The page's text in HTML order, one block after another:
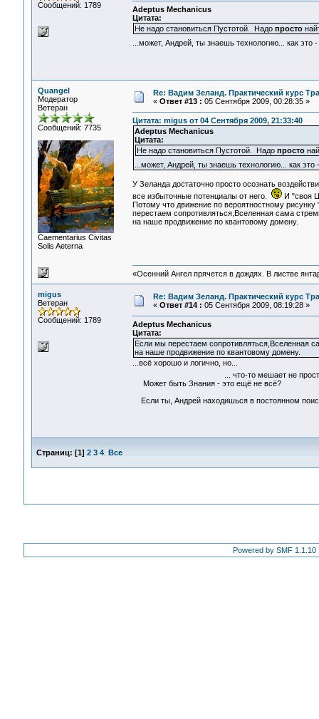
Сообщений: 1789
Adeptus Mechanicus
Цитата:
Не надо становиться Пустотой. Надо просто
...может, Андрей, ты знаешь технологию... как
Quangel
Модератор
Ветеран
Сообщений: 7735
Сaementarius Civitas
Solis Aeterna
Re: Вадим Зеланд. Практический курс
« Ответ #13 : 05 Сентября 2009, 00:28:35 »
Цитата: migus от 04 Сентября 2009, 21:33:40
Adeptus Mechanicus
Цитата:
Не надо становиться Пустотой. Надо просто
...может, Андрей, ты знаешь технологию... как
У Зеланда достаточно просто осознать
все избыточные потенциалы от него.
И "своя
Потому что движение по вероятностному
перестаем сопротивляться,Вселенная сама
на наше продвижение по квантовому домену.
«Осенний Ангел прячется в дождях. В листве
migus
Ветеран
Сообщений: 1789
Re: Вадим Зеланд. Практический курс
« Ответ #14 : 05 Сентября 2009, 08:19:28 »
Adeptus Mechanicus
Цитата:
Если мы перестаем сопротивляться,Вселенная
на наше продвижение по квантовому домену.
...всё хорошо и логично, но...
... что-то мешает не просто
Может быть Знания - это ещё не всё?
Если ты, Андрей находишься в постоянном
Страниц: [1] 2 3 4 Все
Powered by SMF 1.1.10